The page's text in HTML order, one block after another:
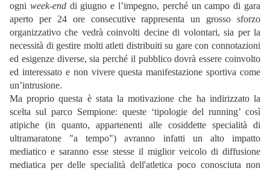
ogni week-enddi giugno e l’impegno, perché un campo di gara
aperto per 24 ore consecutive rappresenta un grosso sforzo
organizzativo che vedrà coinvolti decine di volontari, sia per la
necessità di gestire molti atleti distribuiti su gare con connotazioni
ed esigenze diverse, sia perché il pubblico dovrà essere coinvolto
ed interessato e non vivere questa manifestazione sportiva come
un’intrusione.
Ma proprio questa è stata la motivazione che ha indirizzato la
scelta sul parco Sempione: queste ‘tipologie del running’ così
atipiche (in quanto, appartenenti alle cosiddette specialità di
ultramaratone "a tempo") avranno infatti un alto impatto
mediatico e saranno esse stesse il miglior veicolo di diffusione
mediatica per delle specialità dell'atletica poco conosciuta non